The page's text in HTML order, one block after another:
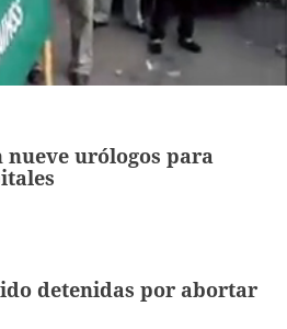
nueve urólogos para
detenidas por abortar